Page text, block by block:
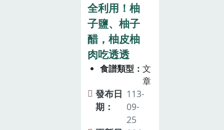
全利用！柚
子鹽、柚子
醋，柚皮柚
肉吃透透
食譜類型
文
章
發布日
期：
113-
09-
25